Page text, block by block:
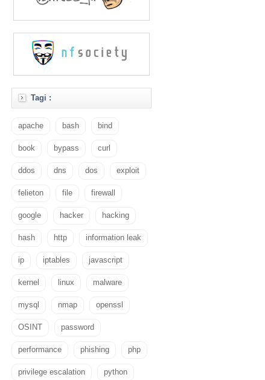
Tagi :
apache bash bind
book bypass curl
ddos dns dos exploit
felieton file firewall
google hacker hacking
hash http information leak
ip iptables javascript
kernel linux malware
mysql nmap openssl
OSINT password
performance phishing php
privilege escalation python